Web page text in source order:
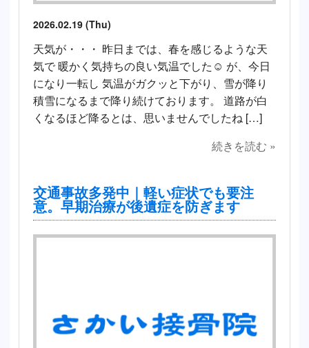
2026.02.19 (Thu)
天気が・・・ 昨日までは、春を感じるような天
気で 暖かく気持ちの良い気温でした☺️ が、今日
になり一転し 気温がガクッと下がり、雪が降り
積雪になるまで降り続けております。 道路が白
くなるほど降るとは、思いませんでしたね […]
続きを読む »
交通事故多発中｜軽い症状でも要注
意。早期治療が後遺症を防ぎます